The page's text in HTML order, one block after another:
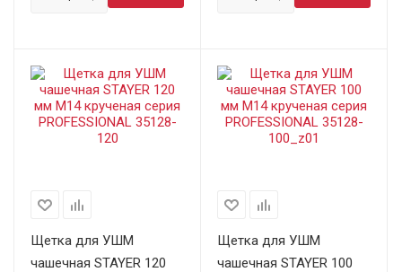
Щетка для УШМ
чашечная STAYER 120
Щетка для УШМ
чашечная STAYER 100